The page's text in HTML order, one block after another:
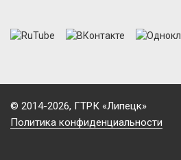
© 2014-2026, ГТРК «Липецк»
Политика конфиденциальности